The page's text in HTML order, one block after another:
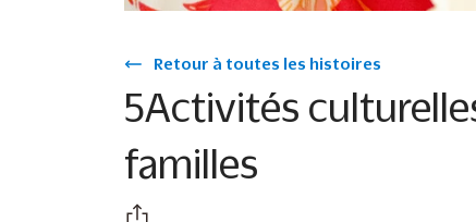
Retour à toutes les histoires
5Activités
familles